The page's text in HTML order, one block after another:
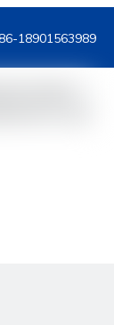
18901563989